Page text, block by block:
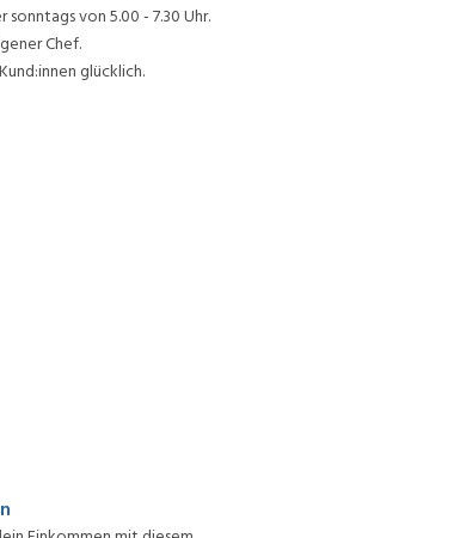
von 5.00 - 7.30 Uhr.
Chef.
glücklich.